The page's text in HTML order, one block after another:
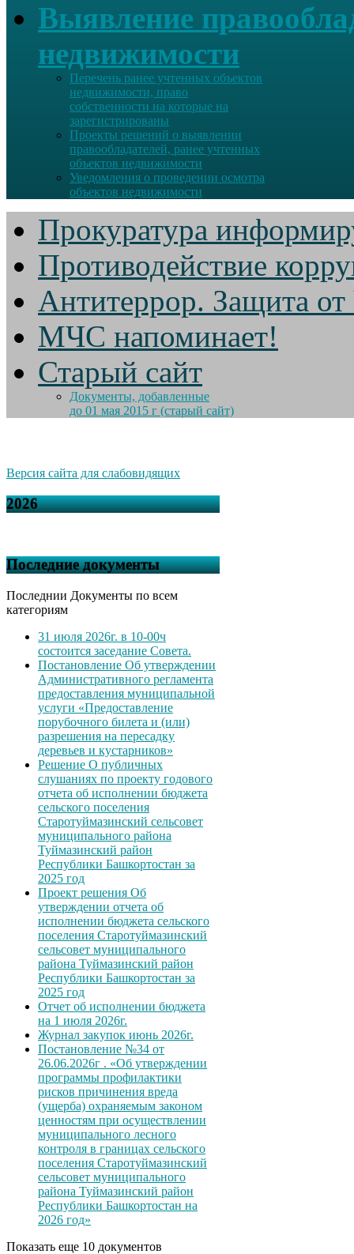
Выявление
недвижимости
Перечень ранее учтенных объектов
недвижимости, право
собственности на которые на
зарегистрированы
Проекты решений о выявлении
правообладателей, ранее учтенных
объектов недвижимости
Уведомления о проведении осмотра
объектов недвижимости
Прокуратура
Противодействие
Антитеррор. Защита
МЧС напоминает!
Старый сайт
Документы, добавленные
до 01 мая 2015 г (старый сайт)
Версия сайта для слабовидящих
2026
Последние документы
Последнии Документы по всем
категориям
31 июля 2026г. в 10-00ч
состоится заседание Совета.
Постановление Об утверждении
Административного регламента
предоставления муниципальной
услуги «Предоставление
порубочного билета и (или)
разрешения на пересадку
деревьев и кустарников»
Решение О публичных
слушаниях по проекту годового
отчета об исполнении бюджета
сельского поселения
Старотуймазинский сельсовет
муниципального района
Туймазинский район
Республики Башкортостан за
2025 год
Проект решения Об
утверждении отчета об
исполнении бюджета сельского
поселения Старотуймазинский
сельсовет муниципального
района Туймазинский район
Республики Башкортостан за
2025 год
Отчет об исполнении бюджета
на 1 июля 2026г.
Журнал закупок июнь 2026г.
Постановление №34 от
26.06.2026г . «Об утверждении
программы профилактики
рисков причинения вреда
(ущерба) охраняемым законом
ценностям при осуществлении
муниципального лесного
контроля в границах сельского
поселения Старотуймазинский
сельсовет муниципального
района Туймазинский район
Республики Башкортостан на
2026 год»
Показать еще 10 документов